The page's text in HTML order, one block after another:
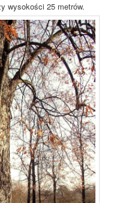
wysokości 25 metrów.